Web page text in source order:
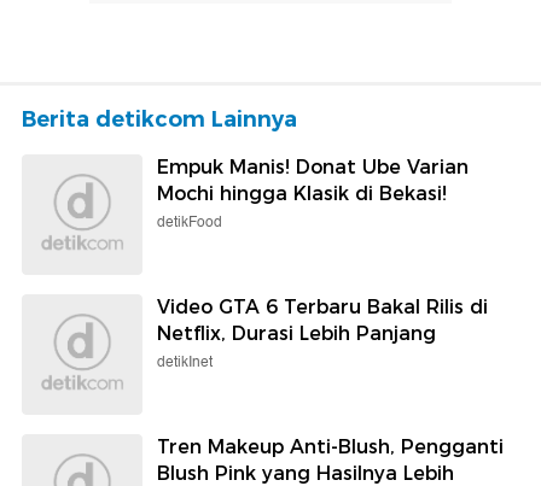
Berita detikcom Lainnya
Empuk Manis! Donat Ube Varian
Mochi hingga Klasik di Bekasi!
detikFood
Video GTA 6 Terbaru Bakal Rilis di
Netflix, Durasi Lebih Panjang
detikInet
Tren Makeup Anti-Blush, Pengganti
Blush Pink yang Hasilnya Lebih